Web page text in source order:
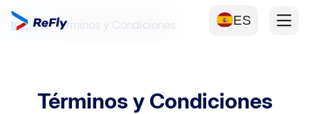
ES
Inicio Términos y Condiciones
Términos y Condiciones